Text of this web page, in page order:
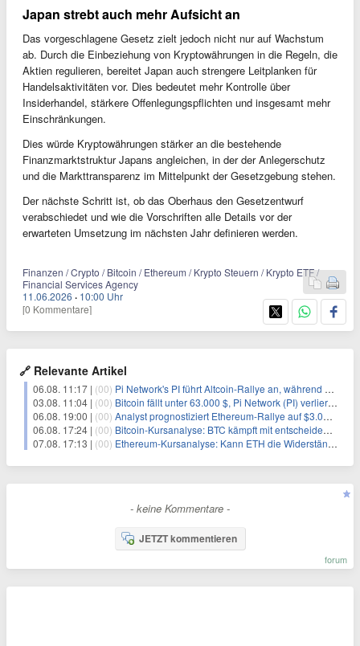
Japan strebt auch mehr Aufsicht an
Das vorgeschlagene Gesetz zielt jedoch nicht nur auf Wachstum
ab. Durch die Einbeziehung von Kryptowährungen in die Regeln, die
Aktien regulieren, bereitet Japan auch strengere Leitplanken für
Handelsaktivitäten vor. Dies bedeutet mehr Kontrolle über
Insiderhandel, stärkere Offenlegungspflichten und insgesamt mehr
Einschränkungen.
Dies würde Kryptowährungen stärker an die bestehende
Finanzmarktstruktur Japans angleichen, in der der Anlegerschutz
und die Markttransparenz im Mittelpunkt der Gesetzgebung stehen.
Der nächste Schritt ist, ob das Oberhaus den Gesetzentwurf
verabschiedet und wie die Vorschriften alle Details vor der
erwarteten Umsetzung im nächsten Jahr definieren werden.
Finanzen / Crypto / Bitcoin / Ethereum / Krypto Steuern / Krypto ETF /
Financial Services Agency
11.06.2026 · 10:00 Uhr
[0 Kommentare]
🔗 Relevante Artikel
06.08. 11:17 | (00) Pi Network's PI führt Altcoin-Rallye an, während Bitcoin $65.000 anpeilt
03.08. 11:04 | (00) Bitcoin fällt unter 63.000 $, Pi Network (PI) verliert an Schwung
06.08. 19:00 | (00) Analyst prognostiziert Ethereum-Rallye auf $3.000 nach entscheidendem On-Chain-Ausbruch
06.08. 17:24 | (00) Bitcoin-Kursanalyse: BTC kämpft mit entscheidender $65K-Hürde, während sich ein Liquidationscluster aufbaut
07.08. 17:13 | (00) Ethereum-Kursanalyse: Kann ETH die Widerstände der gleitenden Durchschnitte überwinden?
- keine Kommentare -
JETZT kommentieren
forum